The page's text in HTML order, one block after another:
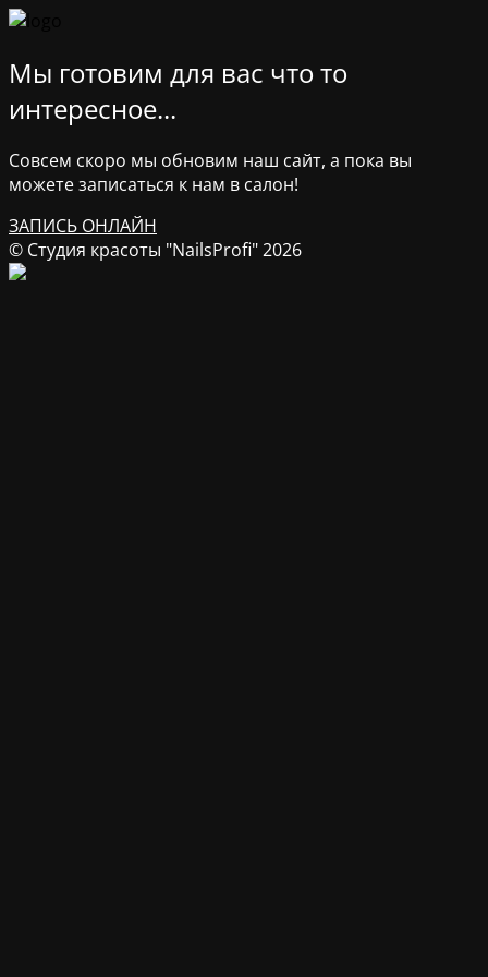
Мы готовим для вас что то
интересное...
Совсем скоро мы обновим наш сайт, а пока вы
можете записаться к нам в салон!
ЗАПИСЬ ОНЛАЙН
© Студия красоты "NailsProfi" 2026